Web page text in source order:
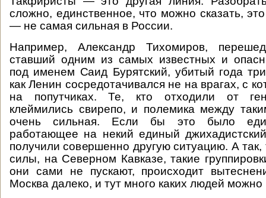
сложно, единственное, что можно сказать,
— не самая сильная в России.
Например, Александр Тихомиров,
ставший одним из самых известных и
под именем Саид Бурятский, убитый года
как Ленин сосредотачивался не на врагах, с
на попутчиках. Те, кто отходили от
клеймились свирепо, и полемика между
очень сильная. Если бы это было
работающее на некий единый
получили совершенно другую ситуацию. А так,
силы, на Северном Кавказе, такие
они сами не пускают, происходит
Москва далеко, и тут много каких людей можно